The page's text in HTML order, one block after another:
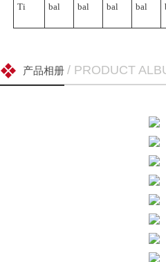
Ti bal bal bal bal
产品相册 / PRODUCT